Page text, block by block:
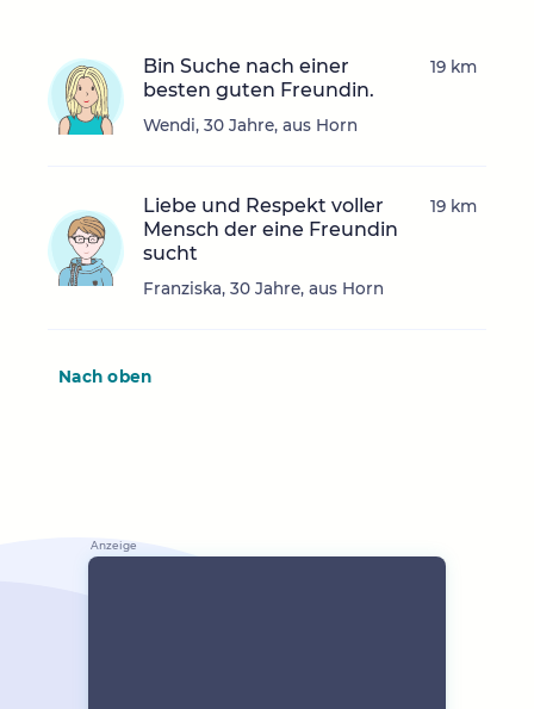
Bin Suche nach einer
besten guten Freundin.
Wendi, 30 Jahre, aus Horn
19 km
Liebe und Respekt voller
Mensch der eine Freundin
sucht
Franziska, 30 Jahre, aus Horn
19 km
Nach oben